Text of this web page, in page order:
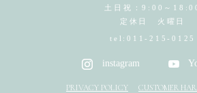
土日祝：9:00～
定休日 火曜日
tel: 011-215-0125
instagram
PRIVACY POLICY CUSTOMER